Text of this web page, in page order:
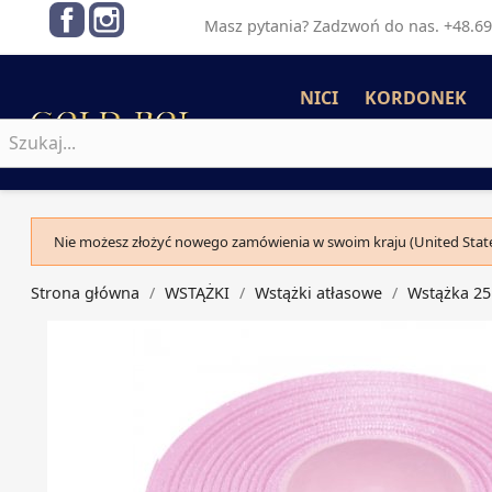
Masz pytania? Zadzwoń do nas.
Facebook
NICI KORDONEK
Nie możesz złożyć nowego zamówienia w swoim kraju (United
Strona główna WSTĄŻKI Wstążki atłasowe Wstążka